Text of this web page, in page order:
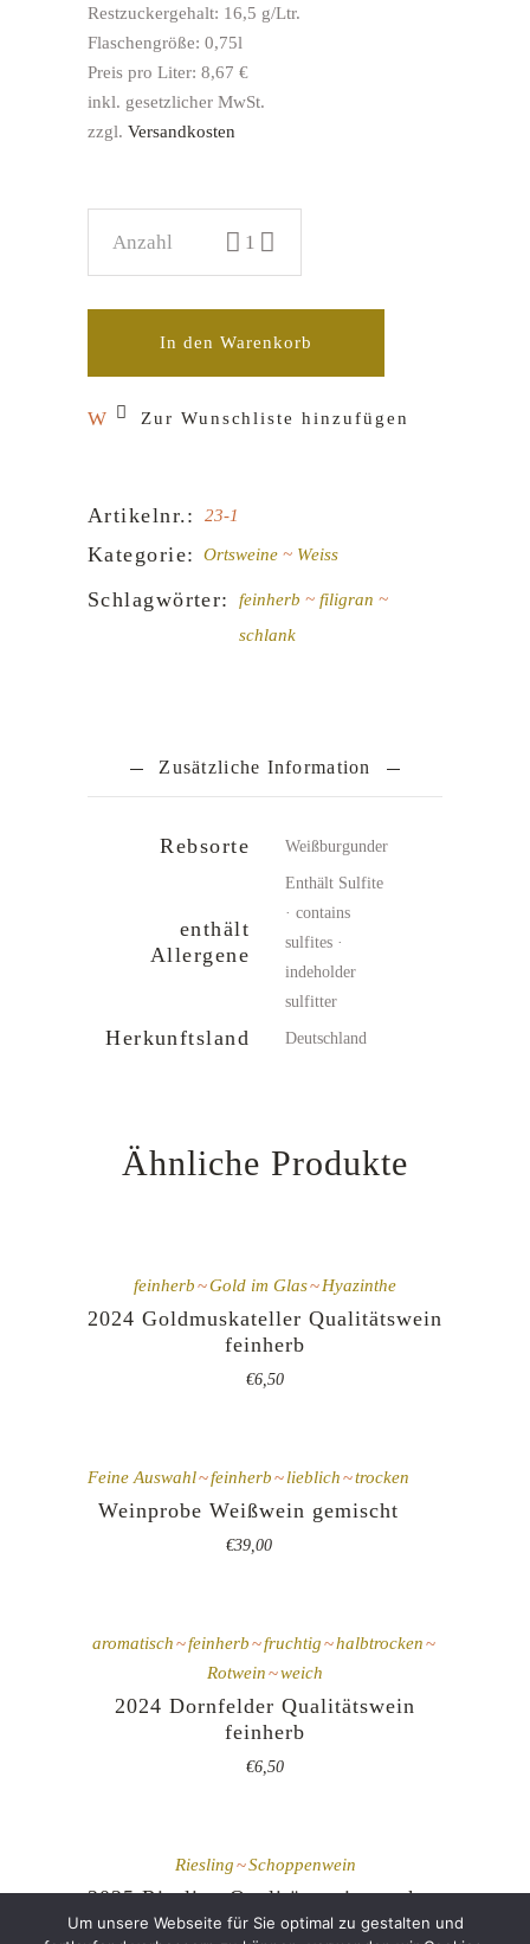
Restzuckergehalt: 16,5 g/Ltr.
Flaschengröße: 0,75l
Preis pro Liter: 8,67 €
inkl. gesetzlicher MwSt.
zzgl. Versandkosten
2024 Weißburgunder Qualitätswein
In den Warenkorb
Zur Wunschliste hinzufügen
Artikelnr.: 23-1
Kategorie: Ortsweine Weiss
Schlagwörter: feinherb
filigran
schlank
Zusätzliche Information
Rebsorte Weißburgunder
enthält
Allergene
Enthält Sulfite
· contains
sulfites ·
indeholder
sulfitter
Herkunftsland Deutschland
Ähnliche Produkte
feinherb Gold im Glas Hyazinthe
2024 Goldmuskateller Qualitätswein
feinherb
€6,50
Feine Auswahl feinherb lieblich trocken
Weinprobe Weißwein gemischt
€39,00
aromatisch feinherb fruchtig
halbtrocken
Rotwein
weich
2024 Dornfelder Qualitätswein
feinherb
€6,50
Riesling Schoppenwein
2025 Riesling Qualitätswein trocken
6,50
Um unsere Webseite für Sie optimal zu gestalten und